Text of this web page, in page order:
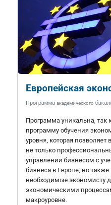
Европейская
Программа академического
Программа уникальна, так
программу обучения
уровня, которая
не только
управлении бизнесом с
бизнеса в Европе, но
необходимые экономисту
экономическими
макроуровне.